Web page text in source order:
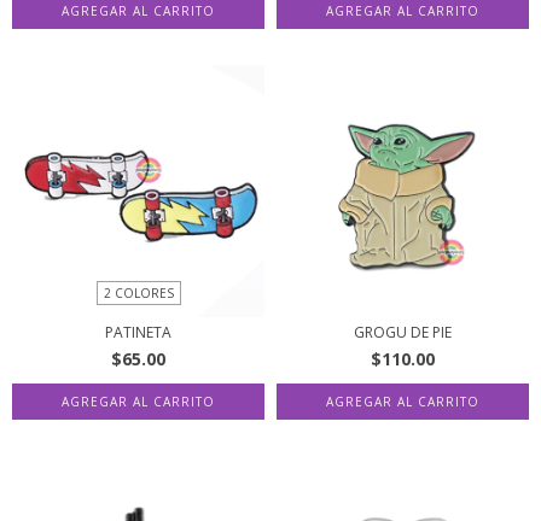
2 COLORES
PATINETA
$65.00
AGREGAR AL CARRITO
GROGU DE PIE
$110.00